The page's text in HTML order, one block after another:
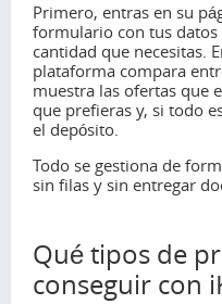
Primero, entras en su
formulario con tus
cantidad que necesitas.
plataforma compara
muestra las ofertas que
que prefieras y, si todo
el depósito.
Todo se gestiona de
sin filas y sin entregar
Qué tipos de
conseguir con